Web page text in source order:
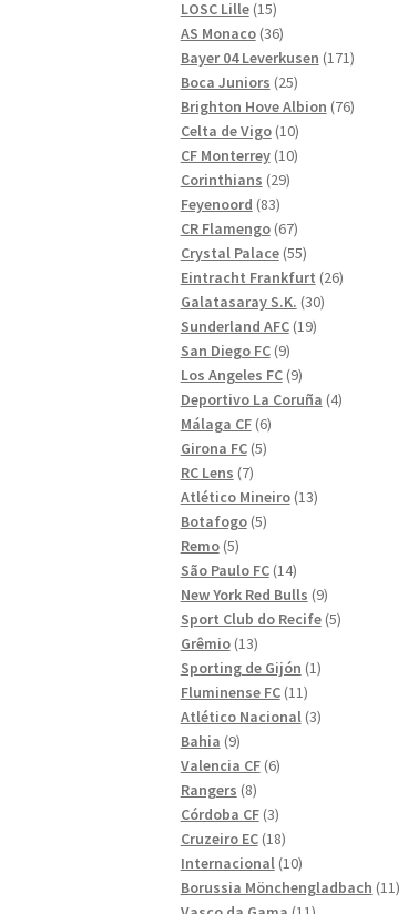
produkter
LOSC Lille 1515
produkter
AS Monaco 3636
produkter
Bayer 04 Leverkusen 171171
Boca Juniors 2525
produkter
Brighton Hove Albion 7676
Celta de Vigo 1010
produkter
CF Monterrey 1010
Corinthians 2929
Feyenoord 8383
produkter
CR Flamengo 6767
produkter
Crystal Palace 5555
produkter
Eintracht Frankfurt 2626
Galatasaray S.K. 3030
Sunderland AFC 1919
San Diego FC 99
produkter
Los Angeles FC 99
produkter
Deportivo La Coruña 44
Málaga CF 66
produkter
Girona FC 55
RC Lens 77
produkter
Atlético Mineiro 1313
Botafogo 55
Remo 55
produkter
São Paulo FC 1414
produkter
New York Red Bulls 99
produkter
Sport Club do Recife 55
Grêmio 1313
produkter
Sporting de Gijón 11
Fluminense FC 1111
produkter
Atlético Nacional 33
Bahia 99
produkter
Valencia CF 66
Rangers 88
produkter
Córdoba CF 33
produkter
Cruzeiro EC 1818
produkter
Internacional 1010
produkter
Borussia Mönchengladbach 1111